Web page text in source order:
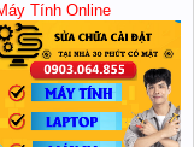
Tính Online